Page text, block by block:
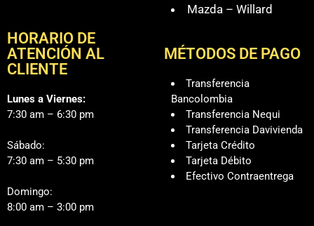
HORARIO DE
ATENCIÓN AL
CLIENTE
Lunes a Viernes:
7:30 am – 6:30 pm
Sábado:
7:30 am – 5:30 pm
Domingo:
8:00 am – 3:00 pm
Mazda – Willard
MÉTODOS DE PAGO
Transferencia
Bancolombia
Transferencia Nequi
Transferencia Davivienda
Tarjeta Crédito
Tarjeta Débito
Efectivo Contraentrega